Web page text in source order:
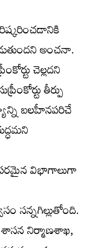
అంచనా.
చెల్లదని
తీర్పు
బలహీనపరిచే
విభాగాలుగా
సన్నగిల్లుతోంది.
శాసన నిర్మాణశాఖ,